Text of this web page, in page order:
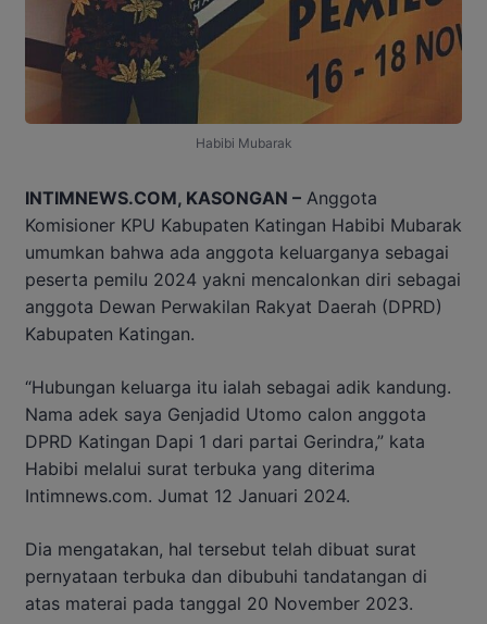
Habibi Mubarak
INTIMNEWS.COM, KASONGAN – Anggota
Komisioner KPU Kabupaten Katingan Habibi Mubarak
umumkan bahwa ada anggota keluarganya sebagai
peserta pemilu 2024 yakni mencalonkan diri sebagai
anggota Dewan Perwakilan Rakyat Daerah (DPRD)
Kabupaten Katingan.
“Hubungan keluarga itu ialah sebagai adik kandung.
Nama adek saya Genjadid Utomo calon anggota
DPRD Katingan Dapi 1 dari partai Gerindra,” kata
Habibi melalui surat terbuka yang diterima
Intimnews.com. Jumat 12 Januari 2024.
Dia mengatakan, hal tersebut telah dibuat surat
pernyataan terbuka dan dibubuhi tandatangan di
atas materai pada tanggal 20 November 2023.